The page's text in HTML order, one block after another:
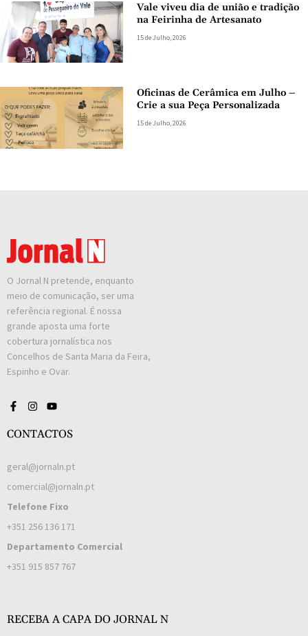
Vale viveu dia de união e tradição
na Feirinha de Artesanato
15 de Julho, 2026
Oficinas de Cerâmica em Julho –
Crie a sua Peça Personalizada
15 de Julho, 2026
O Jornal N pretende, enquanto
meio de comunicação, ser uma
referência regional. É nossa
grande aposta uma forte
cobertura jornalística nos
Concelhos de Santa Maria da Feira,
Espinho e Ovar.
CONTACTOS
geral@jornaln.pt
comercial@jornaln.pt
Telefone Fixo
+351 256 136 171
Departamento Comercial
+351 915 857 767
RECEBA A CAPA DO JORNAL N